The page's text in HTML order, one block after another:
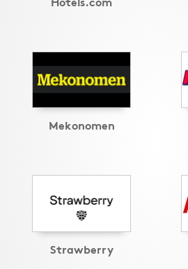
Mekonomen
Strawberry